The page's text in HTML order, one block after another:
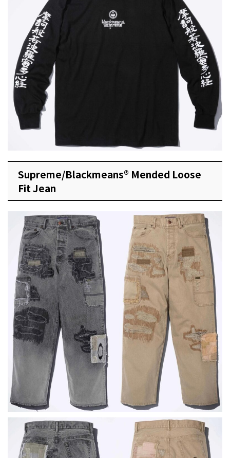
Supreme/Blackmeans® Mended Loose
Fit Jean